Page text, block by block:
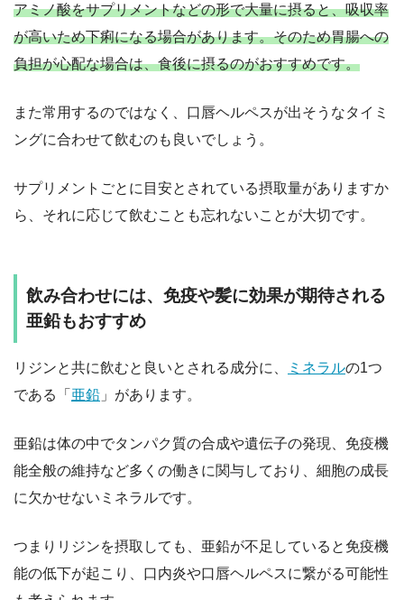
アミノ酸をサプリメントなどの形で大量に摂ると、吸収率
が高いため下痢になる場合があります。そのため胃腸への
負担が心配な場合は、食後に摂るのがおすすめです。
また常用するのではなく、口唇ヘルペスが出そうなタイミ
ングに合わせて飲むのも良いでしょう。
サプリメントごとに目安とされている摂取量がありますか
ら、それに応じて飲むことも忘れないことが大切です。
飲み合わせには、免疫や髪に効果が期待される
亜鉛もおすすめ
リジンと共に飲むと良いとされる成分に、 ミネラルの1つ
である「 亜鉛 」があります。
亜鉛は体の中でタンパク質の合成や遺伝子の発現、免疫機
能全般の維持など多くの働きに関与しており、細胞の成長
に欠かせないミネラルです。
つまりリジンを摂取しても、亜鉛が不足していると免疫機
能の低下が起こり、口内炎や口唇ヘルペスに繋がる可能性